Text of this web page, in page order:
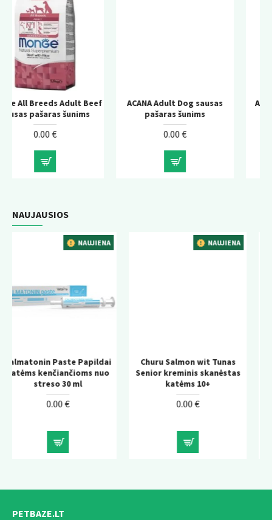
Beef
ACANA Adult Dog sausas
pašaras šunims
ACANA Adult Large
sausas pašaras
NAUJAUSIOS
nuo
Churu Salmon wit Tunas
Senior kreminis skanėstas
katėms 10+
KONG Wild Knots
tvirtas pliušinis
šunims su virvės
PETBAZE.LT